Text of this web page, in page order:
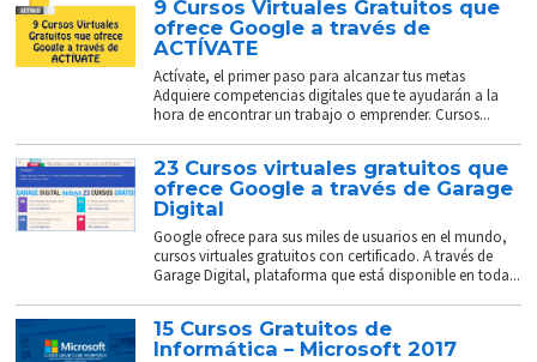
9 Cursos Virtuales Gratuitos que
ofrece Google a través de
ACTÍVATE
Actívate, el primer paso para alcanzar tus metas
Adquiere competencias digitales que te ayudarán a la
hora de encontrar un trabajo o emprender. Cursos...
23 Cursos virtuales gratuitos que
ofrece Google a través de Garage
Digital
Google ofrece para sus miles de usuarios en el mundo,
cursos virtuales gratuitos con certificado. A través de
Garage Digital, plataforma que está disponible en toda...
15 Cursos Gratuitos de
Informática – Microsoft 2017